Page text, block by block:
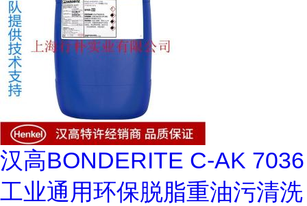
汉高BONDERITE C-AK 7036
工业通用环保脱脂重油污清洗